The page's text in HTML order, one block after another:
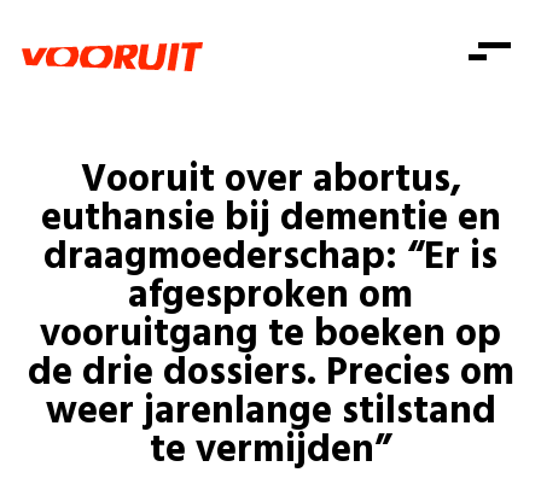
Zorg
Gelijke kansen
Welzijn
Consumentenbescherming
Pensioenen
Kinderen en jongeren
Onze mensen
Standpunten
Vacatures
Doe mee
Doe mee
Word lid
Mis niets
Shop
Zoeken
Login
Login
Doe mee
Vooruit over abortus,
euthansie bij dementie en
draagmoederschap: “Er is
afgesproken om
vooruitgang te boeken op
de drie dossiers. Precies om
weer jarenlange stilstand
te vermijden”